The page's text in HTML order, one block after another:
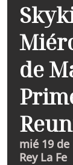
de
mié 19 de
Rey La Fe